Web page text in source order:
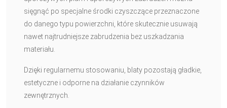
sięgnąć po specjalne środki czyszczące przeznaczone
do danego typu powierzchni, które skutecznie usuwają
nawet najtrudniejsze zabrudzenia bez uszkadzania
materiału.
Dzięki regularnemu stosowaniu, blaty pozostają gładkie,
estetyczne i odporne na działanie czynników
zewnętrznych.